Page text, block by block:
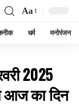
Font
Aa
धर्म मनोरंजन
2025
आज का दिन